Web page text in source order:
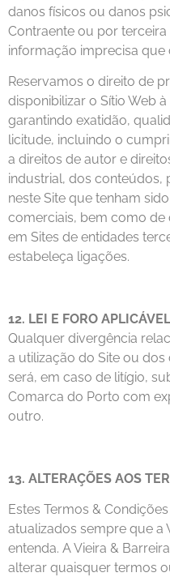
danos físicos ou danos
Contraente ou por
informação imprecisa que
Reservamos o direito de
disponibilizar o Sítio Web
garantindo exatidão,
licitude, incluindo o
a direitos de autor e
industrial, dos
neste Site que tenham
comerciais, bem como
em Sites de entidades
estabeleça ligações.
12. LEI E FORO APLICÁVEL
Qualquer divergência
a utilização do Site ou
será, em caso de litígio,
Comarca do Porto com
outro.
13. ALTERAÇÕES AOS
Estes Termos &
atualizados sempre que a
entenda. A Vieira &
alterar quaisquer termos